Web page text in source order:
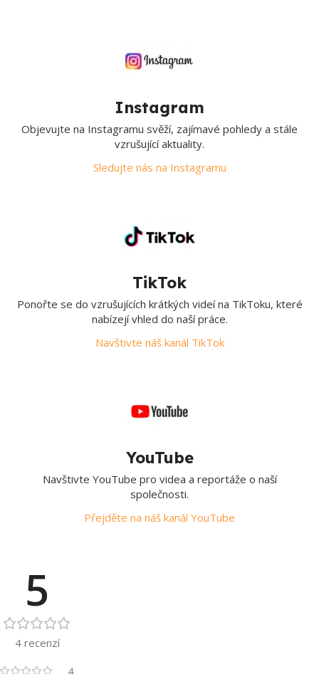
Instagram
Objevujte na Instagramu svěží, zajímavé pohledy a stále
vzrušující aktuality.
Sledujte nás na Instagramu
TikTok
Ponořte se do vzrušujících krátkých videí na TikToku, které
nabízejí vhled do naší práce.
Navštivte náš kanál TikTok
YouTube
Navštivte YouTube pro videa a reportáže o naší
společnosti.
Přejděte na náš kanál YouTube
5
4 recenzí
4